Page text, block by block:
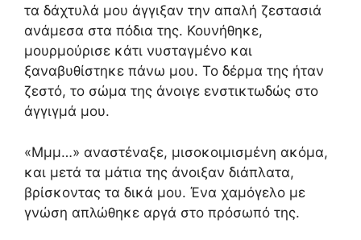
τα δάχτυλά μου άγγιξαν την απαλή ζεστασιά
ανάμεσα στα πόδια της. Κουνήθηκε,
μουρμούρισε κάτι νυσταγμένο και
ξαναβυθίστηκε πάνω μου. Το δέρμα της ήταν
ζεστό, το σώμα της άνοιγε ενστικτωδώς στο
άγγιγμά μου.
«Μμμ…» αναστέναξε, μισοκοιμισμένη ακόμα,
και μετά τα μάτια της άνοιξαν διάπλατα,
βρίσκοντας τα δικά μου. Ένα χαμόγελο με
γνώση απλώθηκε αργά στο πρόσωπό της.